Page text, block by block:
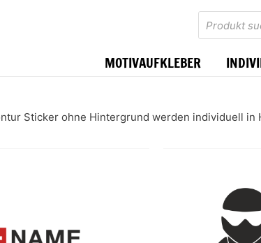
Products
search
MOTIVAUFKLEBER
Sticker ohne Hintergrund werden individuell